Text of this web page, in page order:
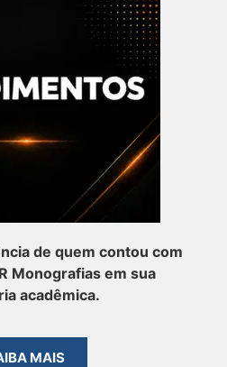
de quem contou com
Monografias em sua
acadêmica.
MAIS